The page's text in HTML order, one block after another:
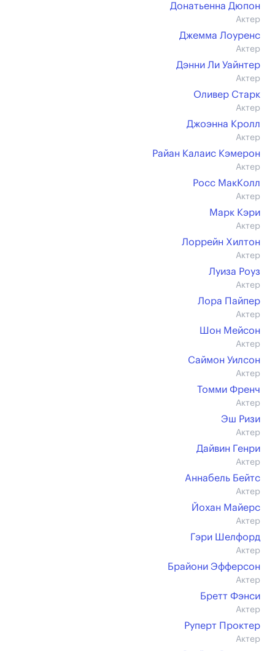
Донатьенна Дюпон
Актер
Джемма Лоуренс
Актер
Дэнни Ли Уайнтер
Актер
Оливер Старк
Актер
Джоэнна Кролл
Актер
Райан Калаис Кэмерон
Актер
Росс МакКолл
Актер
Марк Кэри
Актер
Лоррейн Хилтон
Актер
Луиза Роуз
Актер
Лора Пайпер
Актер
Шон Мейсон
Актер
Саймон Уилсон
Актер
Томми Френч
Актер
Эш Ризи
Актер
Дайвин Генри
Актер
Аннабель Бейтс
Актер
Йохан Майерс
Актер
Гэри Шелфорд
Актер
Брайони Эфферсон
Актер
Бретт Фэнси
Актер
Руперт Проктер
Актер